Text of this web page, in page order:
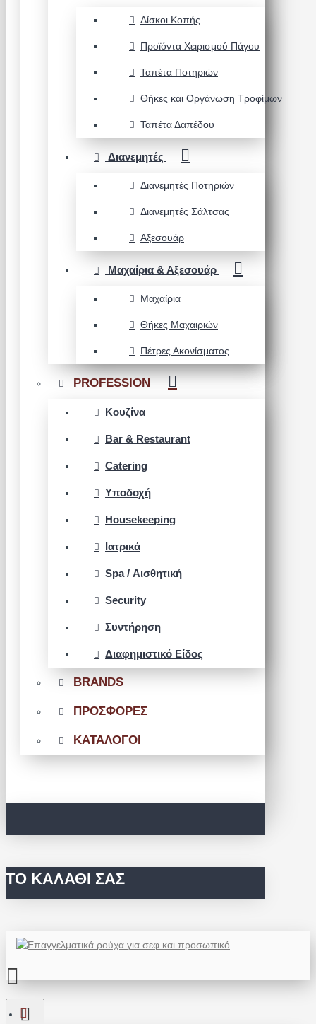
Δίσκοι Κοπής
Προϊόντα Χειρισμού Πάγου
Ταπέτα Ποτηριών
Θήκες και Οργάνωση Τροφίμων
Ταπέτα Δαπέδου
Διανεμητές
Διανεμητές Ποτηριών
Διανεμητές Σάλτσας
Αξεσουάρ
Μαχαίρια & Αξεσουάρ
Μαχαίρια
Θήκες Μαχαιριών
Πέτρες Ακονίσματος
PROFESSION
Κουζίνα
Bar & Restaurant
Catering
Υποδοχή
Housekeeping
Ιατρικά
Spa / Αισθητική
Security
Συντήρηση
Διαφημιστικό Είδος
BRANDS
ΠΡΟΣΦΟΡΕΣ
ΚΑΤΑΛΟΓΟΙ
ΤΟ ΚΑΛΆΘΙ ΣΑΣ